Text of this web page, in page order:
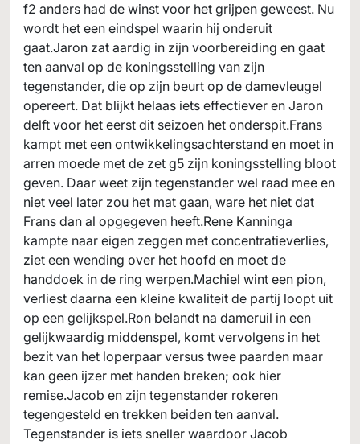
f2 anders had de winst voor het grijpen geweest. Nu
wordt het een eindspel waarin hij onderuit
gaat.Jaron zat aardig in zijn voorbereiding en gaat
ten aanval op de koningsstelling van zijn
tegenstander, die op zijn beurt op de damevleugel
opereert. Dat blijkt helaas iets effectiever en Jaron
delft voor het eerst dit seizoen het onderspit.Frans
kampt met een ontwikkelingsachterstand en moet in
arren moede met de zet g5 zijn koningsstelling bloot
geven. Daar weet zijn tegenstander wel raad mee en
niet veel later zou het mat gaan, ware het niet dat
Frans dan al opgegeven heeft.Rene Kanninga
kampte naar eigen zeggen met concentratieverlies,
ziet een wending over het hoofd en moet de
handdoek in de ring werpen.Machiel wint een pion,
verliest daarna een kleine kwaliteit de partij loopt uit
op een gelijkspel.Ron belandt na dameruil in een
gelijkwaardig middenspel, komt vervolgens in het
bezit van het loperpaar versus twee paarden maar
kan geen ijzer met handen breken; ook hier
remise.Jacob en zijn tegenstander rokeren
tegengesteld en trekken beiden ten aanval.
Tegenstander is iets sneller waardoor Jacob